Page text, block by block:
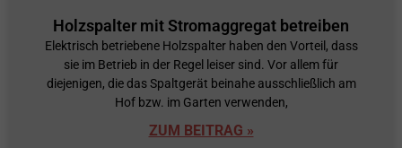
Holzspalter mit Stromaggregat betreiben
Elektrisch betriebene Holzspalter haben den Vorteil, dass
sie im Betrieb in der Regel leiser sind. Vor allem für
diejenigen, die das Spaltgerät beinahe ausschließlich am
Hof bzw. im Garten verwenden,
ZUM BEITRAG »